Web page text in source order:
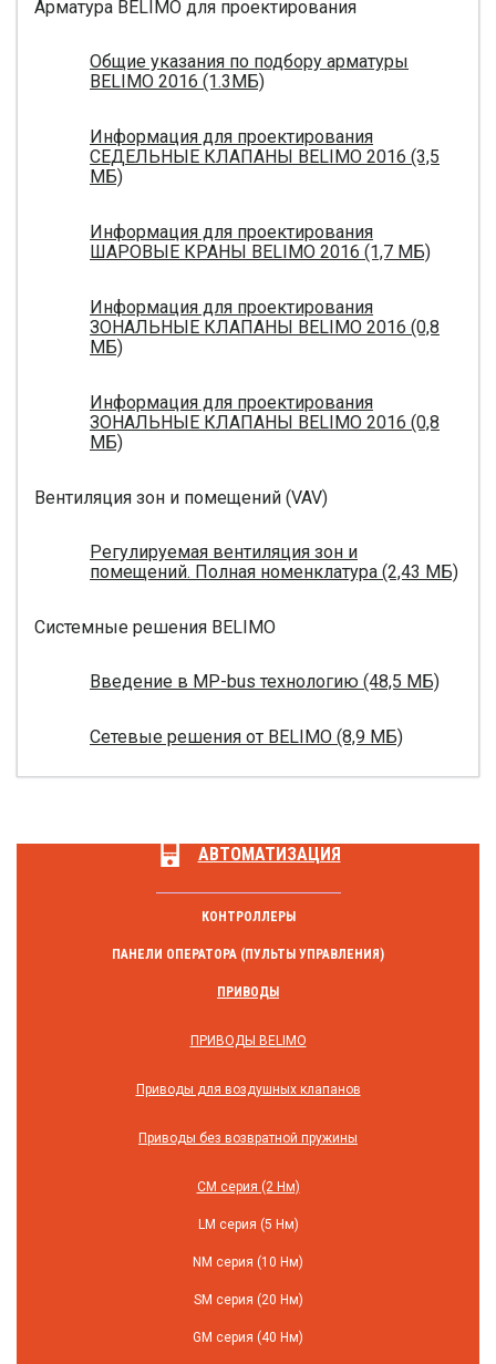
Арматура BELIMO для проектирования
Общие указания по подбору арматуры
BELIMO 2016 (1.3МБ)
Информация для проектирования
СЕДЕЛЬНЫЕ КЛАПАНЫ BELIMO 2016 (3,5
МБ)
Информация для проектирования
ШАРОВЫЕ КРАНЫ BELIMO 2016 (1,7 МБ)
Информация для проектирования
ЗОНАЛЬНЫЕ КЛАПАНЫ BELIMO 2016 (0,8
МБ)
Информация для проектирования
ЗОНАЛЬНЫЕ КЛАПАНЫ BELIMO 2016 (0,8
МБ)
Вентиляция зон и помещений (VAV)
Регулируемая вентиляция зон и
помещений. Полная номенклатура (2,43 МБ)
Системные решения BELIMO
Введение в MP-bus технологию (48,5 МБ)
Сетевые решения от BELIMO (8,9 МБ)
АВТОМАТИЗАЦИЯ
КОНТРОЛЛЕРЫ
ПАНЕЛИ ОПЕРАТОРА (ПУЛЬТЫ УПРАВЛЕНИЯ)
ПРИВОДЫ
ПРИВОДЫ BELIMO
Приводы для воздушных клапанов
Приводы без возвратной пружины
СM серия (2 Нм)
LM серия (5 Нм)
NM серия (10 Нм)
SM серия (20 Нм)
GM серия (40 Нм)